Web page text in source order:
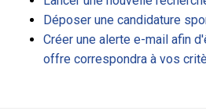
Déposer une candidature
Créer une alerte e-mail afin
offre correspondra à vos